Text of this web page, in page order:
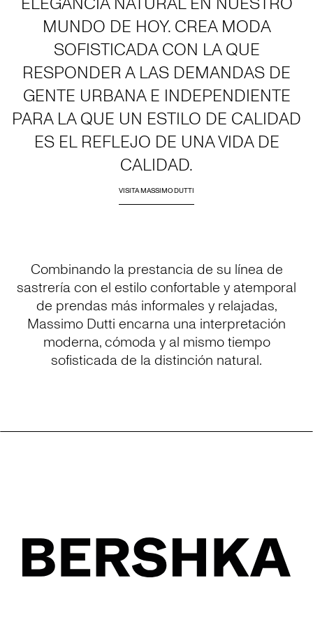
MUNDO DE HOY. CREA MODA
SOFISTICADA CON LA QUE
RESPONDER A LAS DEMANDAS DE
GENTE URBANA E INDEPENDIENTE
PARA LA QUE UN ESTILO DE CALIDAD
ES EL REFLEJO DE UNA VIDA DE
CALIDAD.
VISITA MASSIMO DUTTI
Combinando la prestancia de su línea de
sastrería con el estilo confortable y atemporal
de prendas más informales y relajadas,
Massimo Dutti encarna una interpretación
moderna, cómoda y al mismo tiempo
sofisticada de la distinción natural.